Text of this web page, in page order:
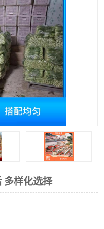
多样化选择